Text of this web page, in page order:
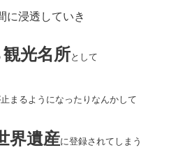
に浸透していき
観光名所として
まるようになったりなんかして
界遺産に登録されてしまう